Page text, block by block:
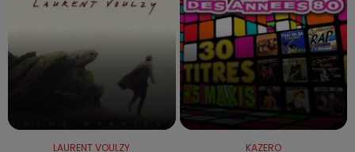
LAURENT VOULZY KAZERO